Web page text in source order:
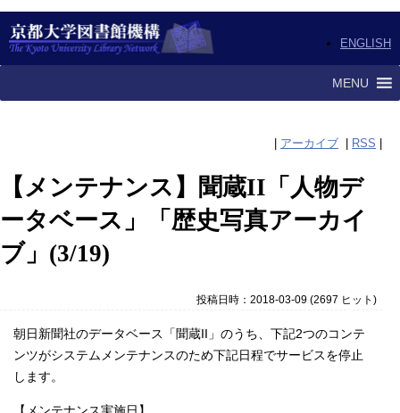
ENGLISH
MENU
アーカイブ RSS
【メンテナンス】聞蔵II「人物デ
ータベース」「歴史写真アーカイ
ブ」(3/19)
投稿日時：2018-03-09(2697 ヒット )
朝日新聞社のデータベース「聞蔵II」のうち、下記2つのコンテ
ンツがシステムメンテナンスのため下記日程でサービスを停止
します。